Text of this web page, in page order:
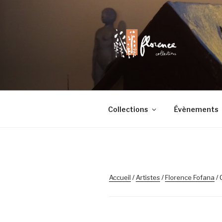
Collections Évènements
Accueil /Artistes /Florence Fofana /